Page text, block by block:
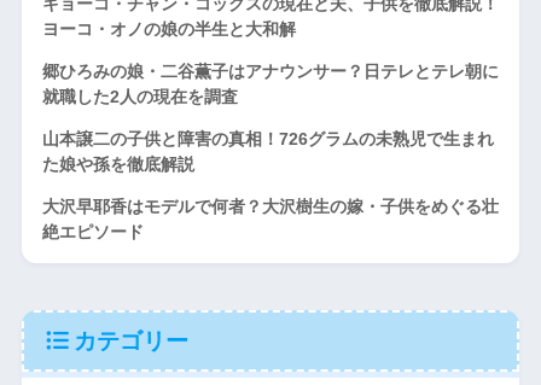
ヨーコ・オノの娘の半生と大和解
郷ひろみの娘・二谷薫子はアナウンサー？日テレとテレ朝に
就職した2人の現在を調査
山本譲二の子供と障害の真相！726グラムの未熟児で生まれ
た娘や孫を徹底解説
大沢早耶香はモデルで何者？大沢樹生の嫁・子供をめぐる壮
絶エピソード
カテゴリー